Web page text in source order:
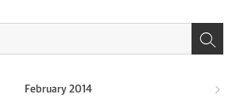
February 2014